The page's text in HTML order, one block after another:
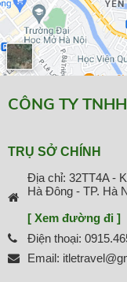
CÔNG TY
TRỤ SỞ CHÍNH
Địa chỉ: 32TT4A -
Hà Đông - TP. Hà
[ Xem đường đi ]
Điện thoại:
Email: